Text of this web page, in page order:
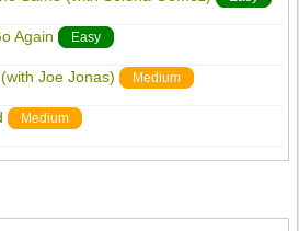
Again Easy
Joe Jonas) Medium
Medium